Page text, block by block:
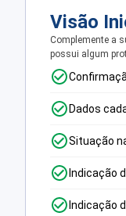
Visão
Complemente a
possui algum
Dados
Situação
Indicação
Indicação